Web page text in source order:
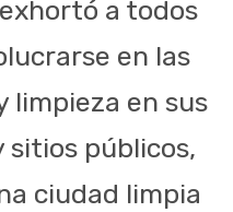
a todos
en las
limpieza en sus
sitios públicos,
ciudad limpia